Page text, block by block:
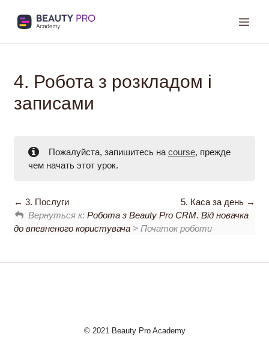
4. Робота з розкладом і
записами
Пожалуйста, запишитесь на course, прежде
чем начать этот урок.
3. Послуги
5. Каса за день
Вернуться к:Робота з Beauty Pro CRM. Від новачка
до впевненого користувача > Початок роботи
© 2021 Beauty Pro Academy